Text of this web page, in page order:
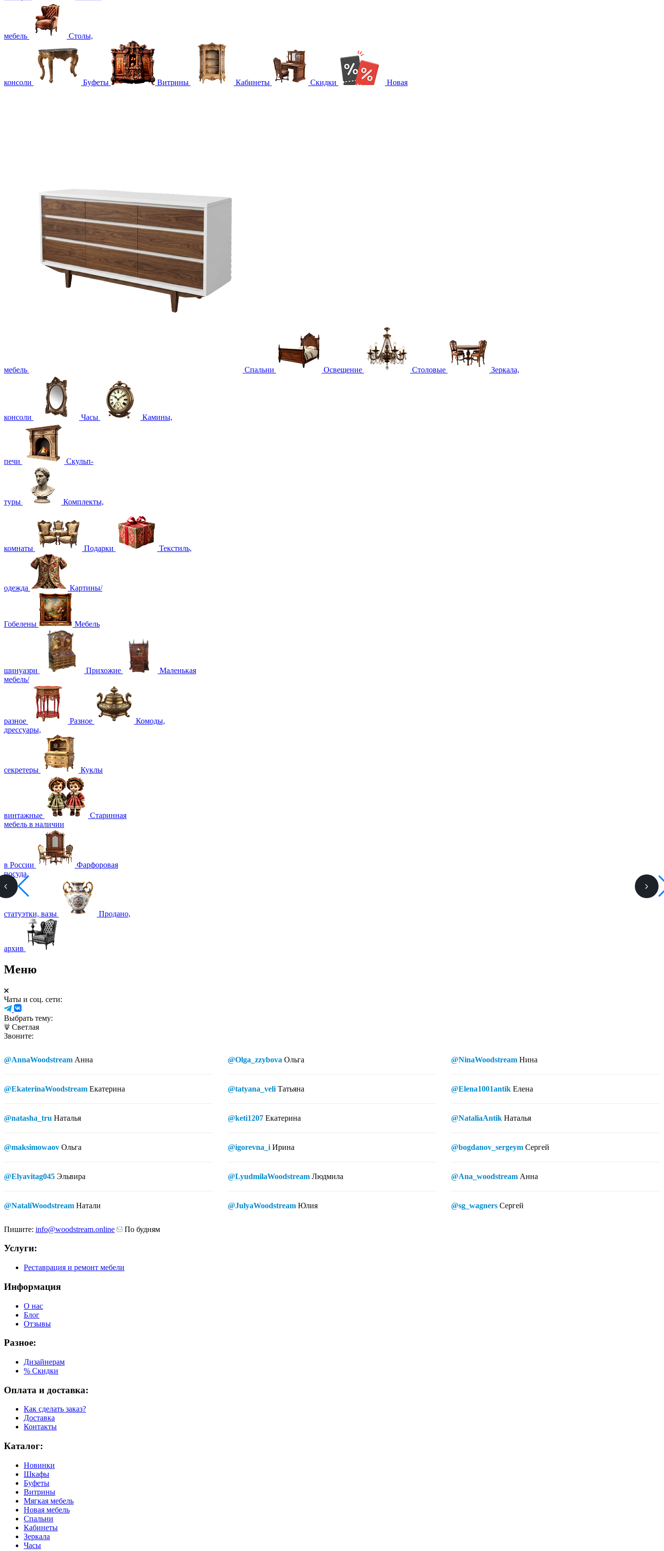
мебель Столы,
консоли Буфеты Витрины Кабинеты Скидки Новая
мебель Спальни Освещение Столовые Зеркала,
консоли Часы Камины,
печи Скульп-
туры Комплекты,
комнаты Подарки Текстиль,
одежда Картины/
Гобелены Мебель
шинуазри Прихожие
Маленькая
мебель/
разное Разное
Комоды,
дрессуары,
секретеры Куклы
винтажные
Старинная
мебель в наличии
в России
Фарфоровая
посуда,
статуэтки, вазы Продано,
архив
Меню
Чаты и соц. сети:
Выбрать тему:
Светлая
Звоните:
@AnnaWoodstream Анна
@EkaterinaWoodstream Екатерина
@natasha_tru Наталья
@maksimowaov Ольга
@Elyavitag045 Эльвира
@NataliWoodstream Натали
@Olga_zzybova Ольга
@tatyana_veli Татьяна
@keti1207 Екатерина
@igorevna_i Ирина
@LyudmilaWoodstream Людмила
@JulyaWoodstream Юлия
@NinaWoodstream Нина
@Elena1001antik Елена
@NataliaAntik Наталья
@bogdanov_sergeym Сергей
@Ana_woodstream Анна
@sg_wagners Сергей
Пишите: info@woodstream.online По будням
Услуги:
Реставрация и ремонт мебели
Информация
О нас
Блог
Отзывы
Разное:
Дизайнерам
% Скидки
Оплата и доставка:
Как сделать заказ?
Доставка
Контакты
Каталог:
Новинки
Шкафы
Буфеты
Витрины
Мягкая мебель
Новая мебель
Спальни
Кабинеты
Зеркала
Часы